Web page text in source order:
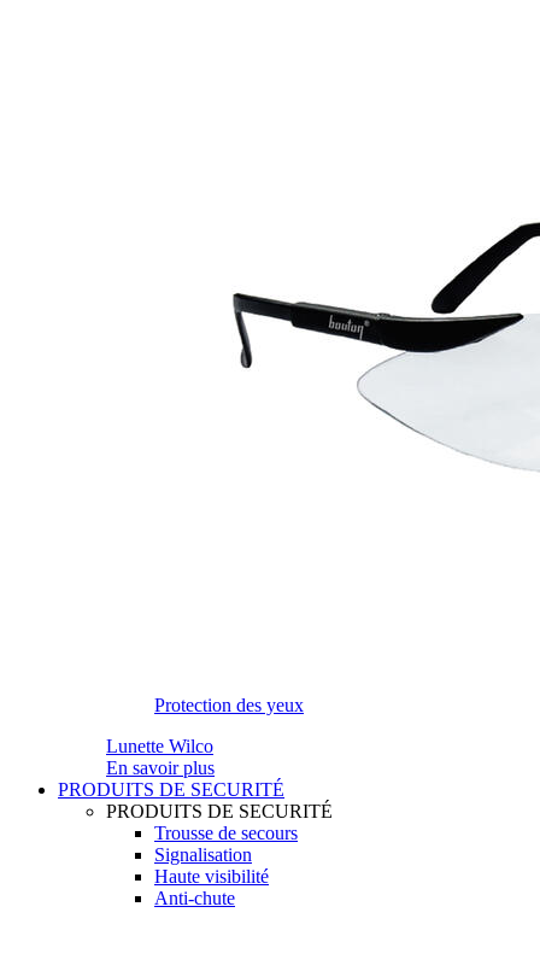
Protection des yeux
Lunette Wilco
En savoir plus
PRODUITS DE SECURITÉ
PRODUITS DE SECURITÉ
Trousse de secours
Signalisation
Haute visibilité
Anti-chute